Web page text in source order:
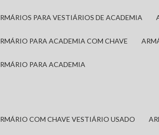
ARMÁRIOS PARA VESTIÁRIOS DE ACADEMIA
ARMÁRIO PARA ACADEMIA COM CHAVE
ARMÁRIO PARA ACADEMIA
ARMÁRIO COM CHAVE VESTIÁRIO USADO